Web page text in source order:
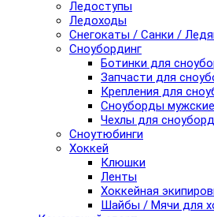
Ледоступы
Ледоходы
Снегокаты / Санки /
Сноубординг
Ботинки для
Запчасти для
Крепления для
Сноуборды
Чехлы для
Сноутюбинги
Хоккей
Клюшки
Ленты
Хоккейная
Шайбы / Мячи для